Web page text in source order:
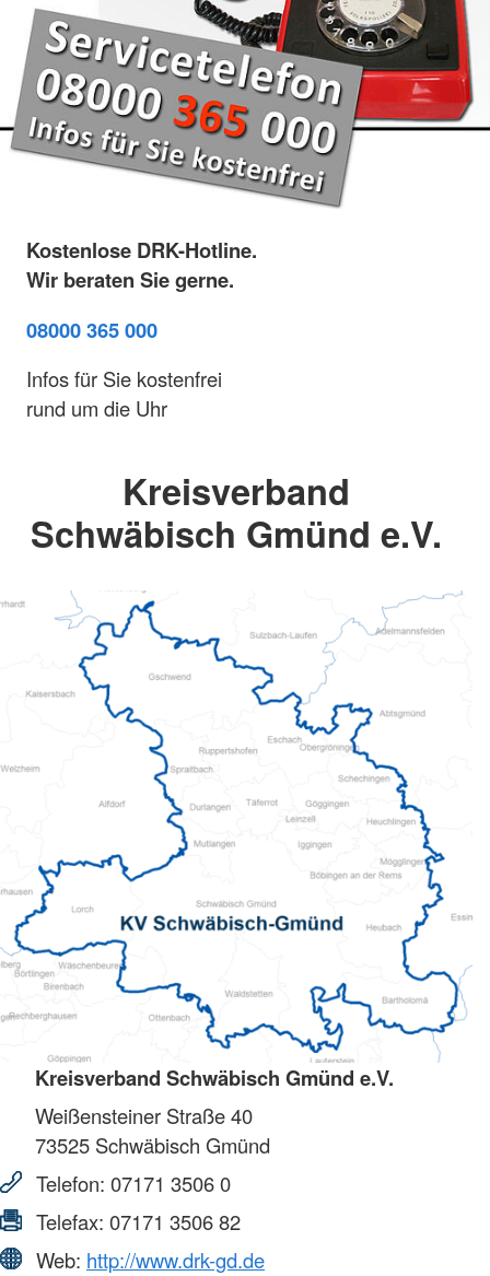
Kostenlose DRK-Hotline.
Wir beraten Sie gerne.
08000 365 000
Infos für Sie kostenfrei
rund um die Uhr
Kreisverband
Schwäbisch Gmünd e.V.
Kreisverband Schwäbisch Gmünd e.V.
Weißensteiner Straße 40
73525 Schwäbisch Gmünd
Telefon: 07171 3506 0
Telefax: 07171 3506 82
Web: http://www.drk-gd.de